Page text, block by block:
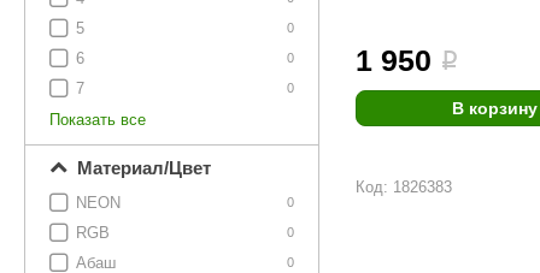
Этна
Tikkurila Elcon
MAGNUM
Termomuros
Finn icon Размахайка
0
5
0
6
0
7
Показать все
Материал/Цвет
0
NEON
0
RGB
0
Абаш
1 950 i
В корзину
Код: 1826383